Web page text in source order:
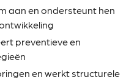
aan en ondersteunt hen
preventieve en
en werkt structurele